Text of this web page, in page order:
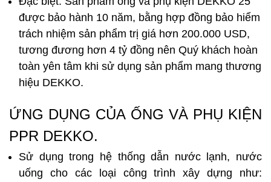
được bảo hành 10 năm, bằng hợp đồng bảo hiểm
trách nhiệm sản phẩm trị giá hơn 200.000 USD,
tương đương hơn 4 tỷ đồng nên Quý khách hoàn
toàn yên tâm khi sử dụng sản phẩm mang thương
hiệu DEKKO.
ỨNG DỤNG CỦA ỐNG VÀ PHỤ KIỆN
PPR DEKKO.
Sử dụng trong hệ thống dẫn nước lạnh, nước
uống cho các loại công trình xây dựng như: